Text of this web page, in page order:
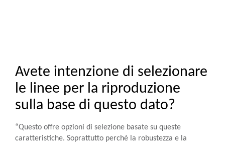
Avete intenzione di selezionare
le linee per la riproduzione
sulla base di questo dato?
“Questo offre opzioni di selezione basate su queste
caratteristiche. Soprattutto perché la robustezza e la